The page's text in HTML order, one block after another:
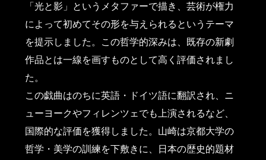
「光と影」というメタファーで描き、芸術が権力
によって初めてその形を与えられるというテーマ
を提示しました。この哲学的深みは、既存の新劇
作品とは一線を画すものとして高く評価されまし
た。
この戯曲はのちに英語・ドイツ語に翻訳され、ニ
ューヨークやフィレンツェでも上演されるなど、
国際的な評価を獲得しました。山崎は京都大学の
哲学・美学の訓練を下敷きに、日本の歴史的題材